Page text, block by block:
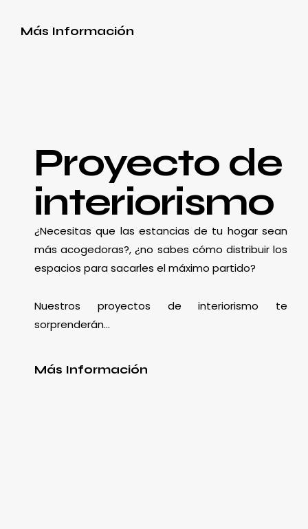
Más Información
Proyecto de
interiorismo
¿Necesitas que las estancias de tu hogar sean
más acogedoras?, ¿no sabes cómo distribuir los
espacios para sacarles el máximo partido?
Nuestros proyectos de interiorismo te
sorprenderán…
Más Información